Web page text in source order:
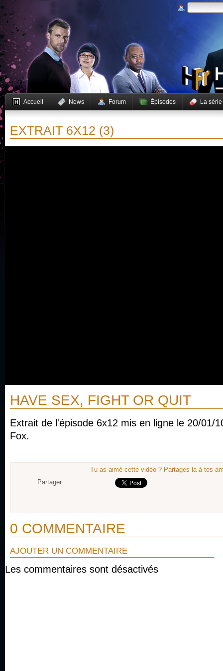
Accueil News Forum Épisodes La série
EXTRAIT 6X12 (3)
HAVE SEX, FIGHT OR QUIT
Extrait de l'épisode 6x12 mis en ligne le 20/01/
Fox.
Tu as aimé cette vidéo ? Partages la à tes
Partager
0 COMMENTAIRE
AJOUTER UN COMMENTAIRE
Les commentaires sont désactivés